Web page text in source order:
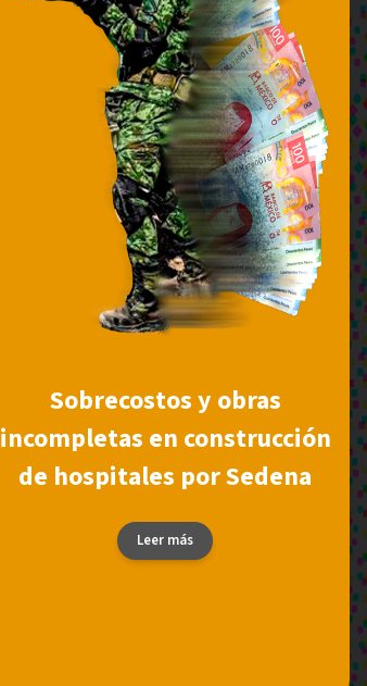
Sobrecostos y obras
incompletas en construcción
de hospitales por Sedena
Leer más